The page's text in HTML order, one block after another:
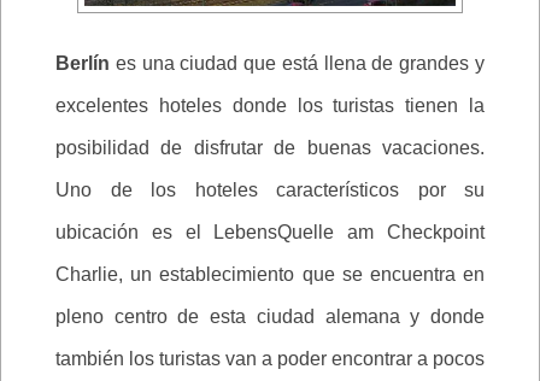
Berlín es una ciudad que está llena de grandes y
excelentes hoteles donde los turistas tienen la
posibilidad de disfrutar de buenas vacaciones.
Uno de los hoteles característicos por su
ubicación es el LebensQuelle am Checkpoint
Charlie, un establecimiento que se encuentra en
pleno centro de esta ciudad alemana y donde
también los turistas van a poder encontrar a pocos